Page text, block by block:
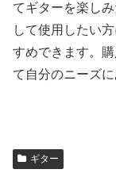
てギターを楽し
して使用したい
すめできます。
て自分のニーズ
ギター